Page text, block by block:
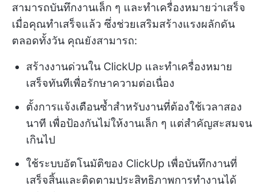
สามารถบันทึกงานเล็ก ๆ และทำเครื่องหมายว่าเสร็จ
เมื่อคุณทำเสร็จแล้ว ซึ่งช่วยเสริมสร้างแรงผลักดัน
ตลอดทั้งวัน คุณยังสามารถ:
สร้างงานด่วนใน ClickUp และทำเครื่องหมาย
เสร็จทันทีเพื่อรักษาความต่อเนื่อง
ตั้งการแจ้งเตือนซ้ำสำหรับงานที่ต้องใช้เวลาสอง
นาที เพื่อป้องกันไม่ให้งานเล็ก ๆ แต่สำคัญสะสมจน
เกินไป
ใช้ระบบอัตโนมัติของ ClickUp เพื่อบันทึกงานที่
เสร็จสิ้นและติดตามประสิทธิภาพการทำงานได้